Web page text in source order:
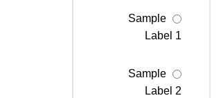
Sample
Label 1
Sample
Label 2